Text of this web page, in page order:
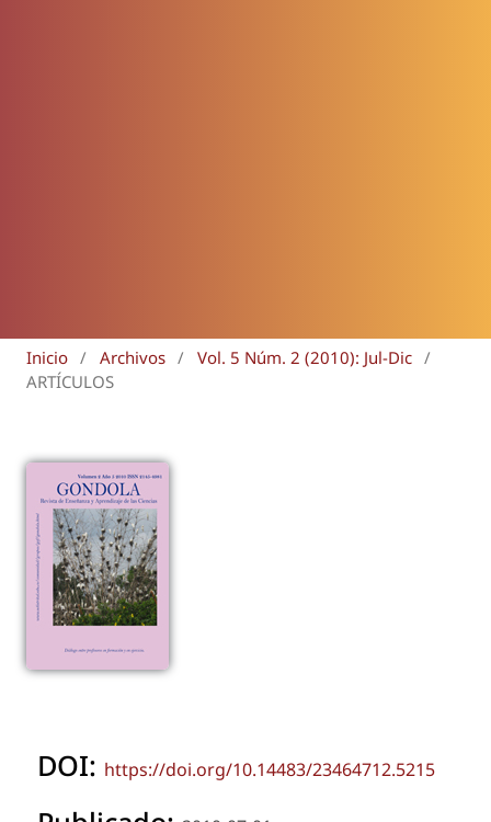
Inicio / Archivos / Vol. 5 Núm. 2 (2010): Jul-Dic /
ARTÍCULOS
DOI: https://doi.org/10.14483/23464712.5215